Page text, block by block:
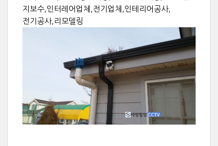
지보수,인터레어업체,전기업체,인테리어공사,
전기공사,리모델링